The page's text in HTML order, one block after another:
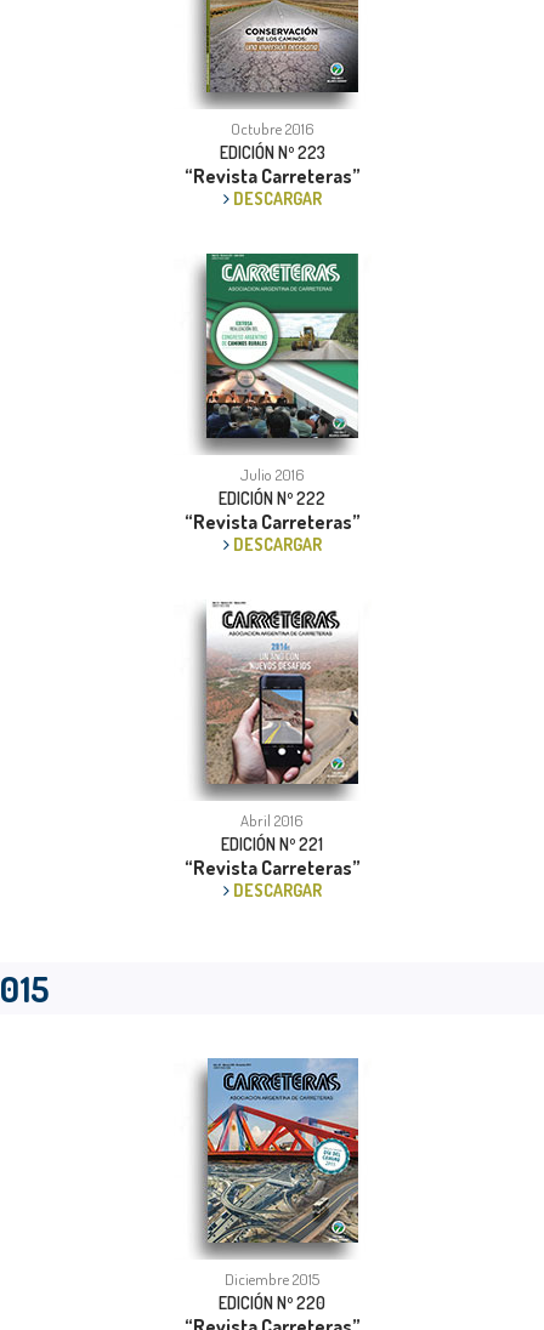
Octubre 2016
EDICIÓN Nº 223
“Revista Carreteras”
DESCARGAR
Julio 2016
EDICIÓN Nº 222
“Revista Carreteras”
DESCARGAR
Abril 2016
EDICIÓN Nº 221
“Revista Carreteras”
DESCARGAR
Diciembre 2015
EDICIÓN Nº 220